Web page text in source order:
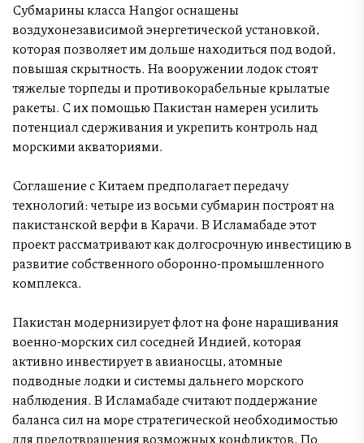
Субмарины класса Hangor оснащены
воздухонезависимой энергетической установкой,
которая позволяет им дольше находиться под водой,
повышая скрытность. На вооружении лодок стоят
тяжелые торпеды и противокорабельные крылатые
ракеты. С их помощью Пакистан намерен усилить
потенциал сдерживания и укрепить контроль над
морскими акваториями.
Соглашение с Китаем предполагает передачу
технологий: четыре из восьми субмарин построят на
пакистанской верфи в Карачи. В Исламабаде этот
проект рассматривают как долгосрочную инвестицию в
развитие собственного оборонно-промышленного
комплекса.
Пакистан модернизирует флот на фоне наращивания
военно-морских сил соседней Индией, которая
активно инвестирует в авианосцы, атомные
подводные лодки и системы дальнего морского
наблюдения. В Исламабаде считают поддержание
баланса сил на море стратегической необходимостью
для предотвращения возможных конфликтов. По